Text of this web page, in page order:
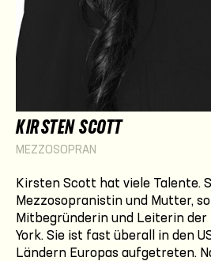
KIRSTEN SCOTT
MEZZOSOPRAN
Kirsten Scott hat viele Talente.
Mezzosopranistin und Mutter,
Mitbegründerin und Leiterin der
York. Sie ist fast überall in den
Ländern Europas aufgetreten.